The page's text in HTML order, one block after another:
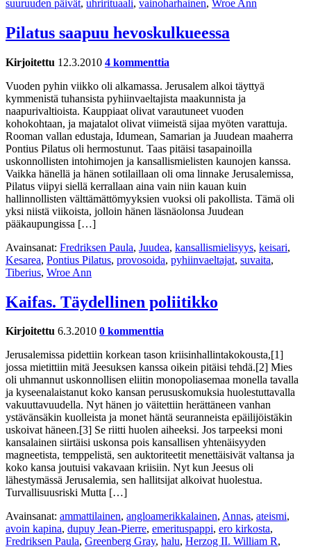
suuruuden päivät, uhrirituaali, vainoharhainen, Wroe Ann
Pilatus saapuu hevoskulkueessa
Kirjoitettu 12.3.2010 4 kommenttia
Vuoden pyhin viikko oli alkamassa. Jerusalem alkoi täyttyä
kymmenistä tuhansista pyhiinvaeltajista maakunnista ja
naapurivaltioista. Kauppiaat olivat varautuneet vuoden
kohokohtaan, ja majatalot olivat viimeistä sijaa myöten varattuja.
Rooman vallan edustaja, Idumean, Samarian ja Juudean maaherra
Pontius Pilatus oli hermostunut. Taas pitäisi tasapainoilla
uskonnollisten intohimojen ja kansallismielisten kaunojen kanssa.
Vaikka hänellä ja hänen sotilaillaan oli oma linnake Jerusalemissa,
Pilatus viipyi siellä kerrallaan aina vain niin kauan kuin
hallinnollisten välttämättömyyksien vuoksi oli pakollista. Tämä oli
yksi niistä viikoista, jolloin hänen läsnäolonsa Juudean
pääkaupungissa […]
Avainsanat: Fredriksen Paula, Juudea, kansallismielisyys, keisari,
Kesarea, Pontius Pilatus, provosoida, pyhiinvaeltajat, suvaita,
Tiberius, Wroe Ann
Kaifas. Täydellinen poliitikko
Kirjoitettu 6.3.2010 0 kommenttia
Jerusalemissa pidettiin korkean tason kriisinhallintakokousta,[1]
jossa mietittiin mitä Jeesuksen kanssa oikein pitäisi tehdä.[2] Mies
oli uhmannut uskonnollisen eliitin monopoliasemaa monella tavalla
ja kyseenalaistanut koko kansan perususkomuksia huolestuttavalla
vakuuttavuudella. Nyt hänen jo väitettiin herättäneen vanhan
ystävänsäkin kuolleista ja monet häntä seuranneista epäilijöistäkin
uskoivat häneen.[3] Se riitti huolen aiheeksi. Jos tarpeeksi moni
kansalainen siirtäisi uskonsa pois kansallisen yhtenäisyyden
magneetista, temppelistä, sen auktoriteetit menettäisivät valtansa ja
koko kansa joutuisi vakavaan kriisiin. Nyt kun Jeesus oli
lähestymässä Jerusalemia, sen hallitsijat alkoivat huolestua.
Turvallisuusriski Mutta […]
Avainsanat: ammattilainen, angloamerikkalainen, Annas, ateismi,
avoin kapina, dupuy Jean-Pierre, emerituspappi, ero kirkosta,
Fredriksen Paula, Greenberg Gray, halu, Herzog II. William R,